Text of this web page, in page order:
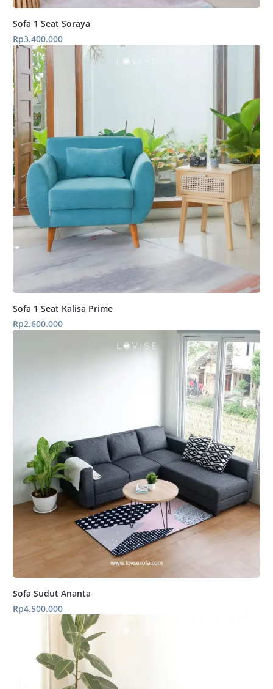
Sofa 1 Seat Soraya
Rp3.400.000
Sofa 1 Seat Kalisa Prime
Rp2.600.000
Sofa Sudut Ananta
Rp4.500.000